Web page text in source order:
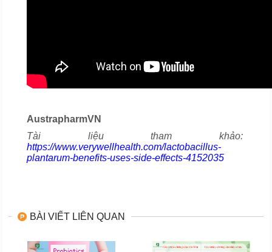
AustrapharmVN
Tài liệu tham khảo:
https://www.verywellhealth.com/lactobacillus-
plantarum-benefits-uses-side-effects-4152035
BÀI VIẾT LIÊN QUAN